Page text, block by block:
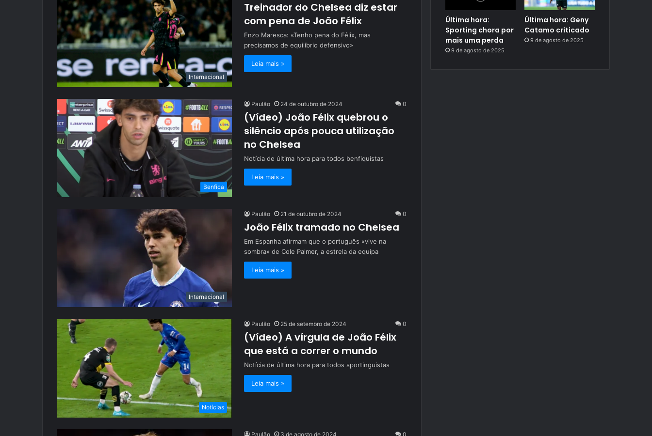
Internacional
Treinador do Chelsea diz estar
com pena de João Félix
Enzo Maresca: «Tenho pena do Félix, mas
precisamos de equilíbrio defensivo»
Leia mais »
Benfica
Paulão 24 de outubro de 2024 0
(Vídeo) João Félix quebrou o
silêncio após pouca utilização
no Chelsea
Notícia de última hora para todos benfiquistas
Leia mais »
Internacional
Paulão 21 de outubro de 2024 0
João Félix tramado no Chelsea
Em Espanha afirmam que o português «vive na
sombra» de Cole Palmer, a estrela da equipa
Leia mais »
Notícias
Paulão 25 de setembro de 2024 0
(Vídeo) A vírgula de João Félix
que está a correr o mundo
Notícia de última hora para todos sportinguistas
Leia mais »
Paulão 3 de agosto de 2024 0
Última hora:
Sporting chora por
mais uma perda
9 de agosto de 2025
Última hora: Geny
Catamo criticado
9 de agosto de 2025